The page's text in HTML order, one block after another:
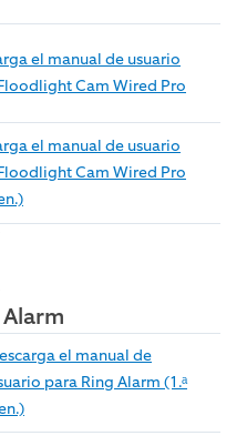
el manual de usuario
Cam Wired Pro
el manual de usuario
Cam Wired Pro
el manual de
para Ring Alarm (1.ᵃ